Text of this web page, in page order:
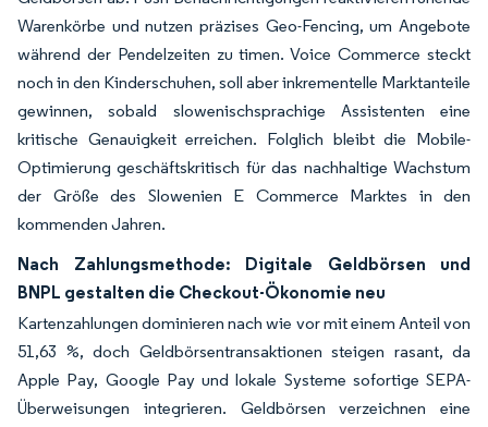
Warenkörbe und nutzen präzises Geo-Fencing, um Angebote
während der Pendelzeiten zu timen. Voice Commerce steckt
noch in den Kinderschuhen, soll aber inkrementelle Marktanteile
gewinnen, sobald slowenischsprachige Assistenten eine
kritische Genauigkeit erreichen. Folglich bleibt die Mobile-
Optimierung geschäftskritisch für das nachhaltige Wachstum
der Größe des Slowenien E Commerce Marktes in den
kommenden Jahren.
Nach Zahlungsmethode: Digitale Geldbörsen und
BNPL gestalten die Checkout-Ökonomie neu
Kartenzahlungen dominieren nach wie vor mit einem Anteil von
51,63 %, doch Geldbörsentransaktionen steigen rasant, da
Apple Pay, Google Pay und lokale Systeme sofortige SEPA-
Überweisungen integrieren. Geldbörsen verzeichnen eine